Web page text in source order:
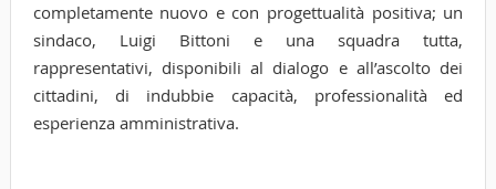
completamente nuovo e con progettualità positiva; un
sindaco, Luigi Bittoni e una squadra tutta,
rappresentativi, disponibili al dialogo e all’ascolto dei
cittadini, di indubbie capacità, professionalità ed
esperienza amministrativa.